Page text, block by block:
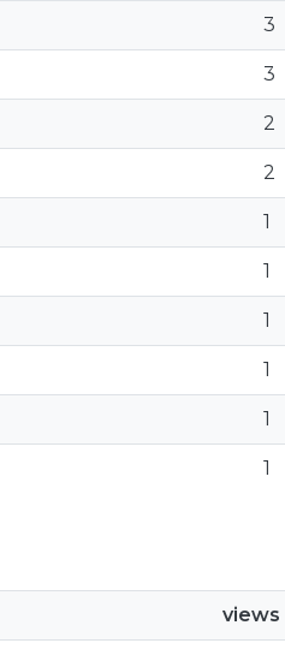
3
3
2
2
1
1
1
1
1
1
views